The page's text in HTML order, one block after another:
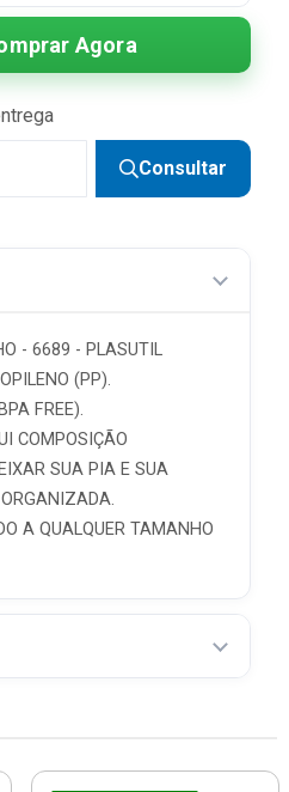
Agora
Consultar
- 6689 - PLASUTIL
(PP).
FREE).
COMPOSIÇÃO
SUA PIA E SUA
A QUALQUER TAMANHO